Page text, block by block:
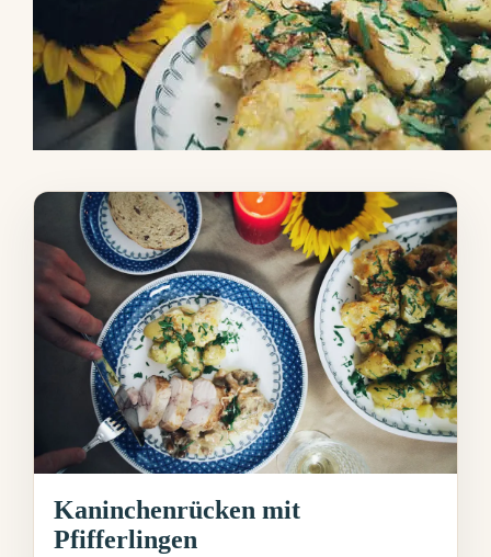
Kaninchenrücken mit
Pfifferlingen